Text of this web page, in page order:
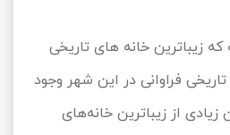
7000 ساله که زیباترین خانه های تاریخی
تاریخی فراوانی در این شهر وجود
از زیباترین خانه‌های